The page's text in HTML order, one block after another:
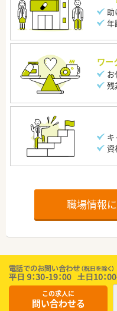
助
年
ワー
お
残
資
職場情報
この求人に
問い合わせる